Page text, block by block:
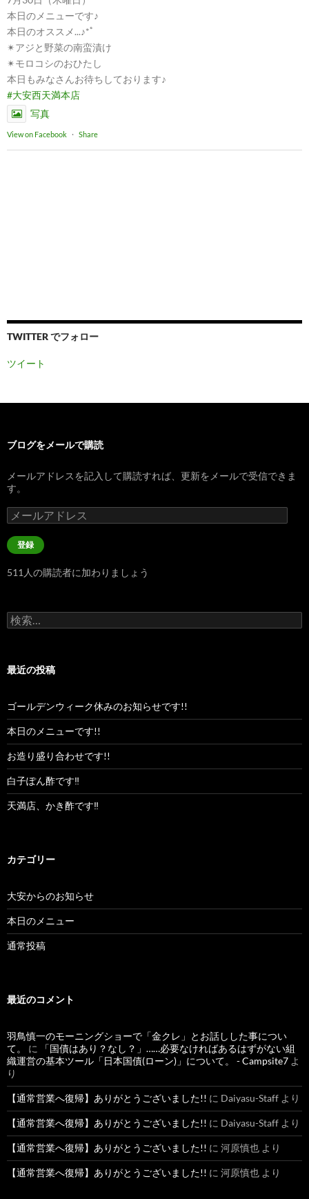
本日のメニューです♪
本日のオススメ...♪*ﾟ
✴︎アジと野菜の南蛮漬け
✴︎モロコシのおひたし
本日もみなさんお待ちしております♪
#大安西天満本店
写真
View on Facebook · Share
TWITTER でフォロー
ツイート
ブログをメールで購読
メールアドレスを記入して購読すれば、更新をメールで受信できま
す。
メ
ー
ル
ア
レ
登録
511人の購読者に加わりましょう
検
索:
最近の投稿
ゴールデンウィーク休みのお知らせです!!
本日のメニューです!!
お造り盛り合わせです!!
白子ぽん酢です‼︎
天満店、かき酢です‼︎
カテゴリー
大安からのお知らせ
本日のメニュー
通常投稿
最近のコメント
羽鳥慎一のモーニングショーで「金クレ」とお話しした事につい
て。
に
「国債はあり？なし？」……必要なければあるはずがない組
織運営の基本ツール「日本国債(ローン)」について。 - Campsite7 よ
り
【通常営業へ復帰】ありがとうございました!! に Daiyasu-Staff より
【通常営業へ復帰】ありがとうございました!! に Daiyasu-Staff より
【通常営業へ復帰】ありがとうございました!! に 河原慎也 より
【通常営業へ復帰】ありがとうございました!! に 河原慎也 より